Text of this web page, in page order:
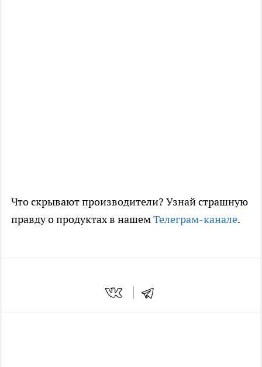
Что скрывают производители? Узнай страшную
правду о продуктах в нашемТелеграм-канале.